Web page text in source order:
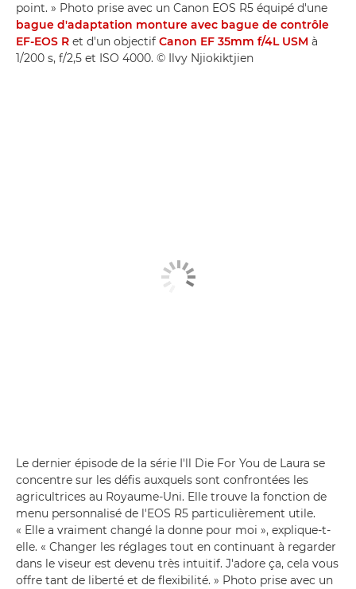
point. » Photo prise avec un Canon EOS R5 équipé d'une
bague d'adaptation monture avec bague de contrôle
EF-EOS R et d'un objectif Canon EF 35mm f/4L USM à
1/200 s, f/2,5 et ISO 4000. © Ilvy Njiokiktjien
Le dernier épisode de la série I'll Die For You de Laura se
concentre sur les défis auxquels sont confrontées les
agricultrices au Royaume-Uni. Elle trouve la fonction de
menu personnalisé de l'EOS R5 particulièrement utile.
« Elle a vraiment changé la donne pour moi », explique-t-
elle. « Changer les réglages tout en continuant à regarder
dans le viseur est devenu très intuitif. J'adore ça, cela vous
offre tant de liberté et de flexibilité. » Photo prise avec un